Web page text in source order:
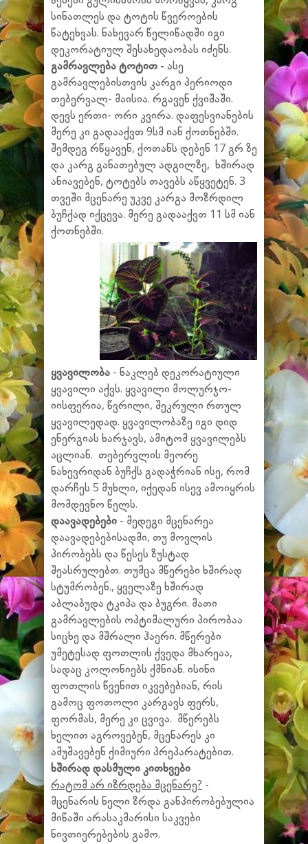
სინათლეს და ტოტის წვეროების
წატეხვას. ნახევარ წელიწადში იგი
დეკორატიულ შესახედაობას იძენს.
გამრავლება ტოტით - ასე
გამრავლებისთვის კარგი პერიოდი
თებერვალ- მაისია. რგავენ ქვიშაში.
დევს ერთი- ორი კვირა. დაფესვიანების
მერე კი გადააქვთ 9სმ იან ქოთნებში.
შემდეგ რწყავენ, ქოთანს დებენ 17 გრ ზე
და კარგ განათებულ ადგილზე, ხშირად
ანიავებენ, ტოტებს თავებს აწყვეტენ. 3
თვეში მცენარე უკვე კარგა მოზრდილ
ბუჩქად იქცევა. მერე გადააქვთ 11 სმ იან
ქოთნებში.
ყვავილობა - ნაკლებ დეკორატიული
ყვავილი აქვს. ყვავილი მოლურჯო-
იისფერია, წვრილი, შეკრული რთულ
ყვავილედად. ყვავილობაზე იგი დიდ
ენერგიას ხარჯავს, ამიტომ ყვავილებს
აცლიან. თებერვლის მეორე
ნახევრიდან ბუჩქს გადაჭრიან ისე, რომ
დარჩეს 5 მუხლი, იქედან ისევ ამოიყრის
მომდევნო წელს.
დაავადებები - მედეგი მცენარეა
დაავადებებისადმი, თუ მოვლის
პირობებს და წესეს ზუსტად
შეასრულებთ. თუმცა მწერები ხშირად
სტუმრობენ., ყველაზე ხშირად
აბლაბუდა ტკიპა და ბუგრი. მათი
გამრავლების ოპტიმალური პირობაა
სიცხე და მშრალი ჰაერი. მწერები
უმეტესად ფოთლის ქვედა მხარეაა,
სადაც კოლონიებს ქმნიან. ისინი
ფოთლის წვენით იკვებებიან, რის
გამოც ფოთოლი კარგავს ფერს,
ფორმას, მერე კი ცვივა. მწერებს
ხელით აგროვებენ, მცენარეს კი
ამუშავებენ ქიმიური პრეპარატებით.
ხშირად დასმული კითხვები
რატომ არ იზრდება მცენარე? -
მცენარის ნელი ზრდა განპირობებულია
მიწაში არასაკმარისი საკვები
ნივთიერებების გამო.